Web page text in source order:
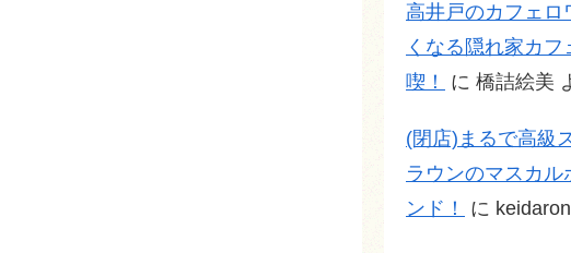
高井戸のカフェロ
くなる隠れ家カ
喫！
に 橋詰絵美
(閉店)まるで高級
ラウンのマスカ
ンド！
に